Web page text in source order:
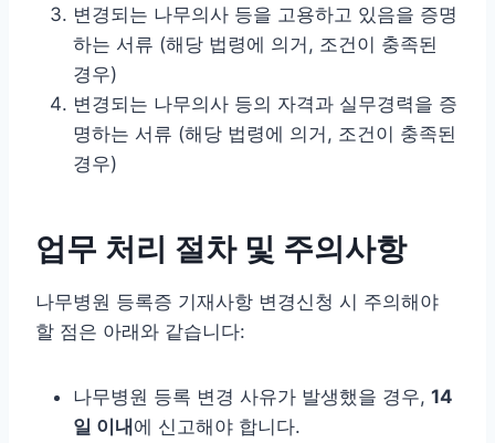
변경되는 나무의사 등을 고용하고 있음을 증명
하는 서류 (해당 법령에 의거, 조건이 충족된
경우)
변경되는 나무의사 등의 자격과 실무경력을 증
명하는 서류 (해당 법령에 의거, 조건이 충족된
경우)
업무 처리 절차 및 주의사항
나무병원 등록증 기재사항 변경신청 시 주의해야
할 점은 아래와 같습니다:
나무병원 등록 변경 사유가 발생했을 경우, 14
일 이내에 신고해야 합니다.